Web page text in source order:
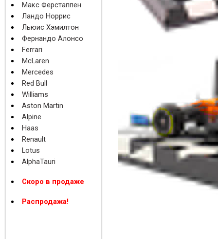
Макс Ферстаппен
Ландо Норрис
Льюис Хэмилтон
Фернандо Алонсо
Ferrari
McLaren
Mercedes
Red Bull
Williams
Aston Martin
Alpine
Haas
Renault
Lotus
AlphaTauri
Скоро в продаже
Распродажа!